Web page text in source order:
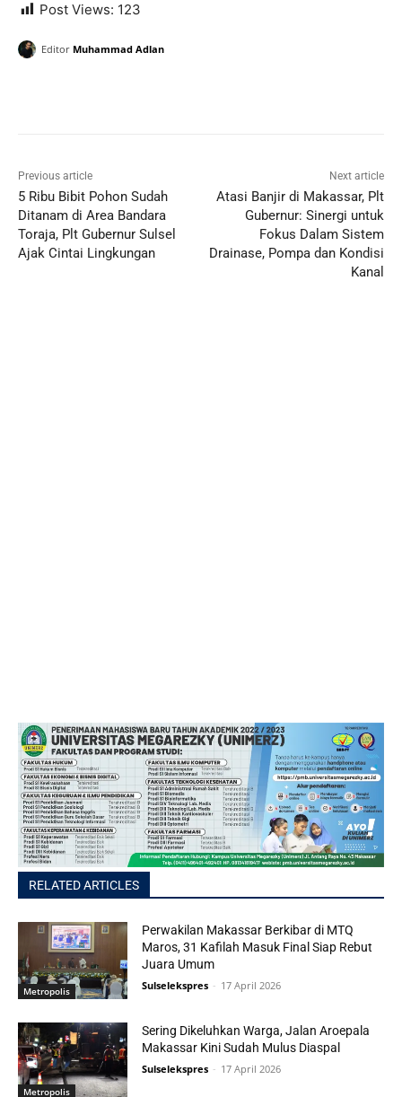
Post Views: 123
Editor Muhammad Adlan
Previous article
5 Ribu Bibit Pohon Sudah
Ditanam di Area Bandara
Toraja, Plt Gubernur Sulsel
Ajak Cintai Lingkungan
Next article
Atasi Banjir di Makassar, Plt
Gubernur: Sinergi untuk
Fokus Dalam Sistem
Drainase, Pompa dan Kondisi
Kanal
RELATED ARTICLES
Metropolis
Perwakilan Makassar Berkibar di MTQ
Maros, 31 Kafilah Masuk Final Siap Rebut
Juara Umum
Sulselekspres - 17 April 2026
Metropolis
Sering Dikeluhkan Warga, Jalan Aroepala
Makassar Kini Sudah Mulus Diaspal
Sulselekspres - 17 April 2026